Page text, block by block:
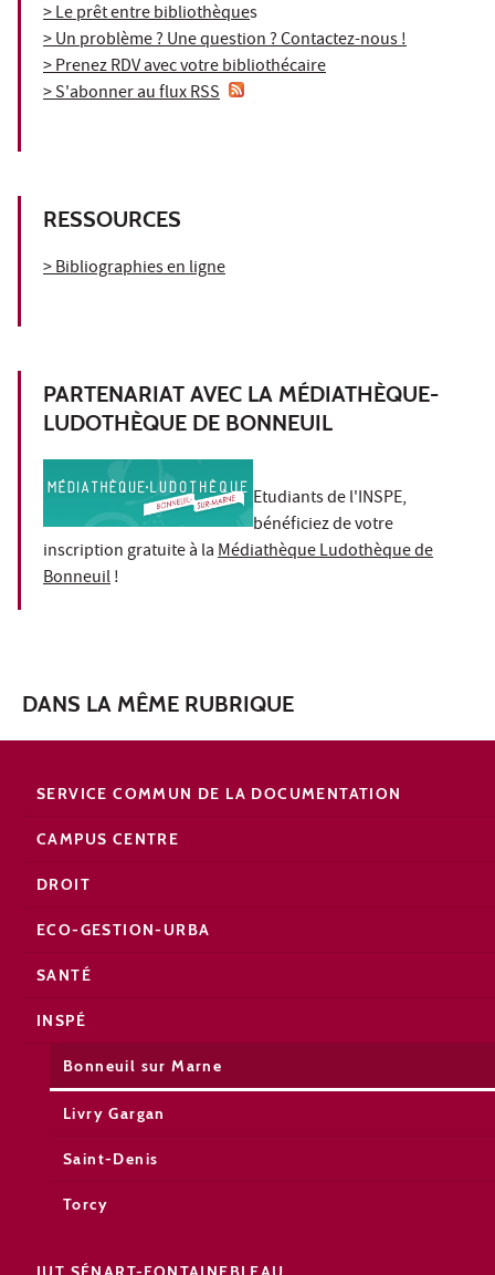
> Le prêt entre bibliothèques
> Un problème ? Une question ? Contactez-nous !
> Prenez RDV avec votre bibliothécaire
> S'abonner au flux RSS
RESSOURCES
> Bibliographies en ligne
PARTENARIAT AVEC LA MÉDIATHÈQUE-
LUDOTHÈQUE DE BONNEUIL
Etudiants de l'INSPE,
bénéficiez de votre
inscription gratuite à laMédiathèque Ludothèque de
Bonneuil!
DANS LA MÊME RUBRIQUE
SERVICE COMMUN DE LA DOCUMENTATION
CAMPUS CENTRE
DROIT
ECO-GESTION-URBA
SANTÉ
INSPÉ
Bonneuil sur Marne
Livry Gargan
Saint-Denis
Torcy